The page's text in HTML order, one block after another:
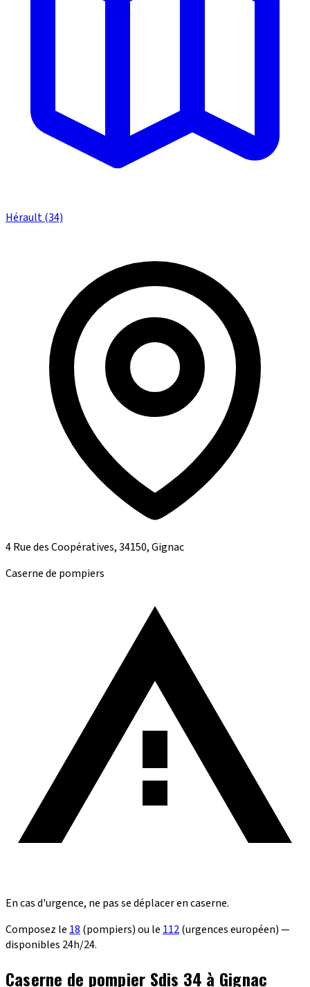
Hérault (34)
4 Rue des Coopératives, 34150, Gignac
Caserne de pompiers
En cas d'urgence, ne pas se déplacer en caserne.
Composez le 18 (pompiers) ou le 112(urgences européen) —
disponibles 24h/24.
Caserne de pompier Sdis 34 à Gignac